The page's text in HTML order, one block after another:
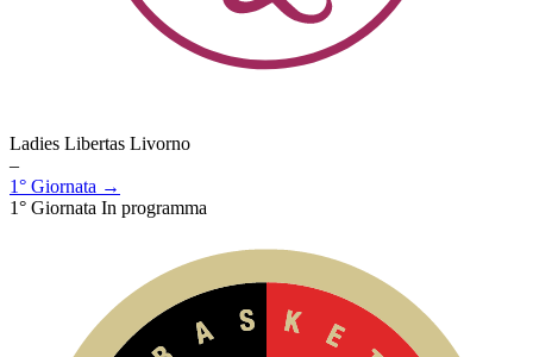
Ladies Libertas Livorno
–
1° Giornata →
1° Giornata In programma